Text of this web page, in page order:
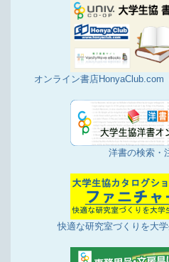
オンライン書店HonyaClub.com
洋書の検索・
快適な研究室づくりを大